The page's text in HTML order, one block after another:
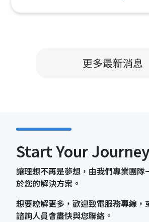
更多最新消息
Start Your
讓理想不再是夢想，由我們專業團隊
於您的解決方案。
想要暸解更多，歡迎致電服務專線，
諮詢人員會盡快與您聯絡。